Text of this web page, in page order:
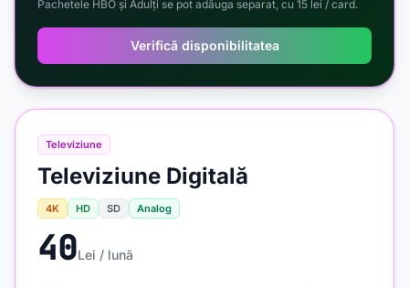
Televiziune
Televiziune Digitală
4K HD SD Analog
40Lei / lună
Pachetele HBO și Adulți se pot adăuga separat, cu 15 lei / card.
Verifică disponibilitatea